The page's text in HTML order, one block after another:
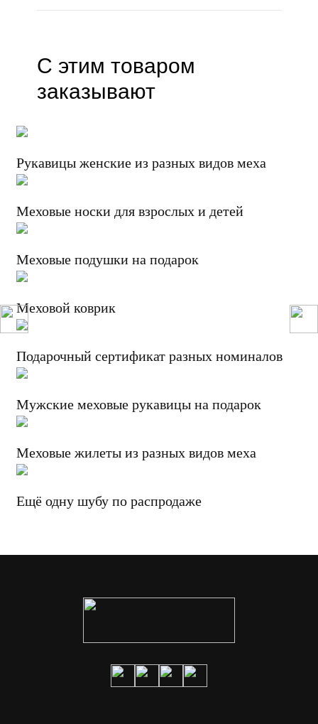
С этим товаром
заказывают
Рукавицы женские из разных видов меха
Меховые носки для взрослых и детей
Меховые подушки на подарок
Меховой коврик
Подарочный сертификат разных номиналов
Мужские меховые рукавицы на подарок
Меховые жилеты из разных видов меха
Ещё одну шубу по распродаже